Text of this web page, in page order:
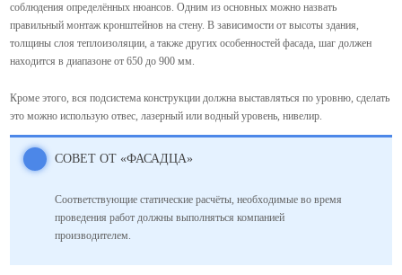
соблюдения определённых нюансов. Одним из основных можно назвать
правильный монтаж кронштейнов на стену. В зависимости от высоты здания,
толщины слоя теплоизоляции, а также других особенностей фасада, шаг должен
находится в диапазоне от 650 до 900 мм.
Кроме этого, вся подсистема конструкции должна выставляться по уровню, сделать
это можно использую отвес, лазерный или водный уровень, нивелир.
СОВЕТ ОТ «ФАСАДЦА»
Соответствующие статические расчёты, необходимые во время
проведения работ должны выполняться компанией
производителем.